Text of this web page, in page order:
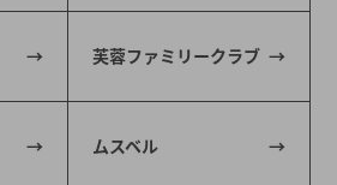
芙蓉ファミリークラブ
ムスベル